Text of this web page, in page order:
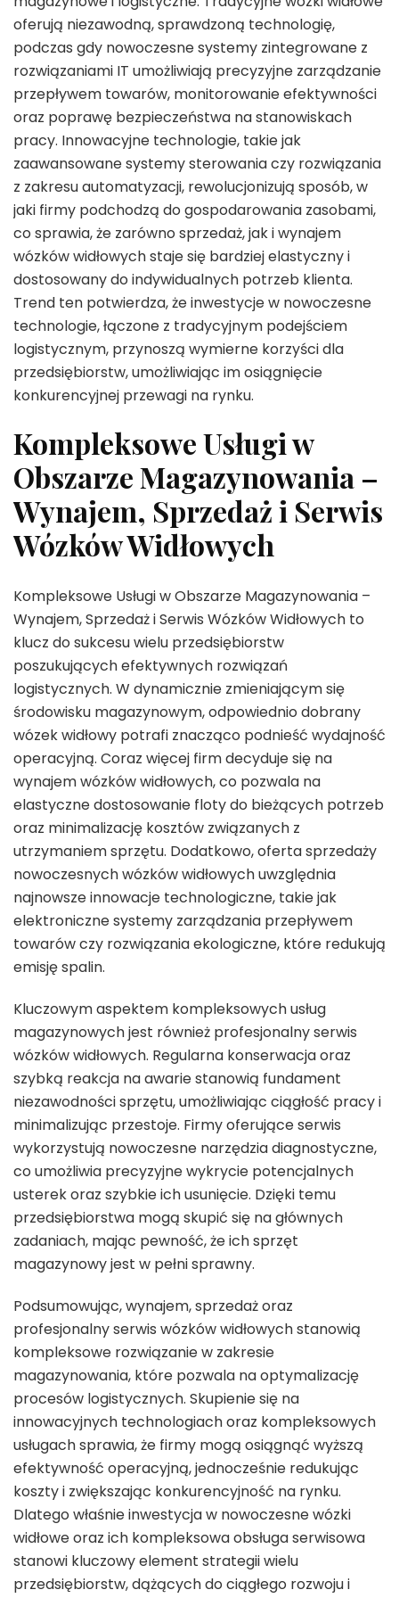
oferują niezawodną, sprawdzoną technologię,
podczas gdy nowoczesne systemy zintegrowane z
rozwiązaniami IT umożliwiają precyzyjne zarządzanie
przepływem towarów, monitorowanie efektywności
oraz poprawę bezpieczeństwa na stanowiskach
pracy. Innowacyjne technologie, takie jak
zaawansowane systemy sterowania czy rozwiązania
z zakresu automatyzacji, rewolucjonizują sposób, w
jaki firmy podchodzą do gospodarowania zasobami,
co sprawia, że zarówno sprzedaż, jak i wynajem
wózków widłowych staje się bardziej elastyczny i
dostosowany do indywidualnych potrzeb klienta.
Trend ten potwierdza, że inwestycje w nowoczesne
technologie, łączone z tradycyjnym podejściem
logistycznym, przynoszą wymierne korzyści dla
przedsiębiorstw, umożliwiając im osiągnięcie
konkurencyjnej przewagi na rynku.
Kompleksowe Usługi w
Obszarze Magazynowania –
Wynajem, Sprzedaż i Serwis
Wózków Widłowych
Kompleksowe Usługi w Obszarze Magazynowania –
Wynajem, Sprzedaż i Serwis Wózków Widłowych to
klucz do sukcesu wielu przedsiębiorstw
poszukujących efektywnych rozwiązań
logistycznych. W dynamicznie zmieniającym się
środowisku magazynowym, odpowiednio dobrany
wózek widłowy potrafi znacząco podnieść wydajność
operacyjną. Coraz więcej firm decyduje się na
wynajem wózków widłowych, co pozwala na
elastyczne dostosowanie floty do bieżących potrzeb
oraz minimalizację kosztów związanych z
utrzymaniem sprzętu. Dodatkowo, oferta sprzedaży
nowoczesnych wózków widłowych uwzględnia
najnowsze innowacje technologiczne, takie jak
elektroniczne systemy zarządzania przepływem
towarów czy rozwiązania ekologiczne, które redukują
emisję spalin.
Kluczowym aspektem kompleksowych usług
magazynowych jest również profesjonalny serwis
wózków widłowych. Regularna konserwacja oraz
szybką reakcja na awarie stanowią fundament
niezawodności sprzętu, umożliwiając ciągłość pracy i
minimalizując przestoje. Firmy oferujące serwis
wykorzystują nowoczesne narzędzia diagnostyczne,
co umożliwia precyzyjne wykrycie potencjalnych
usterek oraz szybkie ich usunięcie. Dzięki temu
przedsiębiorstwa mogą skupić się na głównych
zadaniach, mając pewność, że ich sprzęt
magazynowy jest w pełni sprawny.
Podsumowując, wynajem, sprzedaż oraz
profesjonalny serwis wózków widłowych stanowią
kompleksowe rozwiązanie w zakresie
magazynowania, które pozwala na optymalizację
procesów logistycznych. Skupienie się na
innowacyjnych technologiach oraz kompleksowych
usługach sprawia, że firmy mogą osiągnąć wyższą
efektywność operacyjną, jednocześnie redukując
koszty i zwiększając konkurencyjność na rynku.
Dlatego właśnie inwestycja w nowoczesne wózki
widłowe oraz ich kompleksowa obsługa serwisowa
stanowi kluczowy element strategii wielu
przedsiębiorstw, dążących do ciągłego rozwoju i